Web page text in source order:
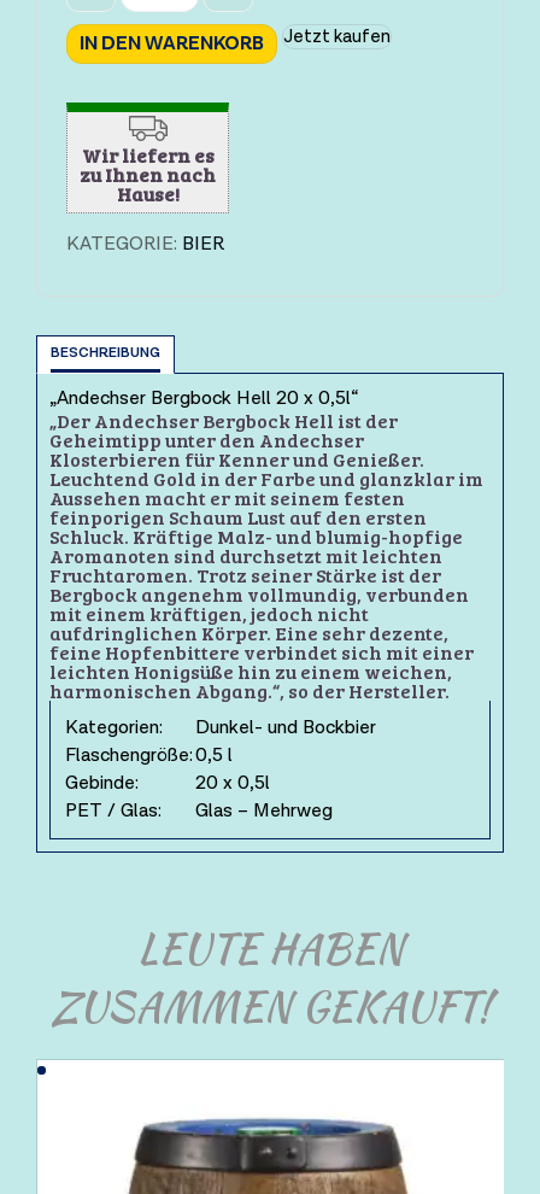
IN DEN WARENKORB Jetzt kaufen
Wir liefern es
zu Ihnen nach
Hause!
KATEGORIE: BIER
BESCHREIBUNG
„Andechser Bergbock Hell 20 x 0,5l“
„Der Andechser Bergbock Hell ist der
Geheimtipp unter den Andechser
Klosterbieren für Kenner und Genießer.
Leuchtend Gold in der Farbe und glanzklar im
Aussehen macht er mit seinem festen
feinporigen Schaum Lust auf den ersten
Schluck. Kräftige Malz- und blumig-hopfige
Aromanoten sind durchsetzt mit leichten
Fruchtaromen. Trotz seiner Stärke ist der
Bergbock angenehm vollmundig, verbunden
mit einem kräftigen, jedoch nicht
aufdringlichen Körper. Eine sehr dezente,
feine Hopfenbittere verbindet sich mit einer
leichten Honigsüße hin zu einem weichen,
harmonischen Abgang.“, so der Hersteller.
Kategorien:
Dunkel- und Bockbier
Flaschengröße:0,5 l
Gebinde:
20 x 0,5l
PET / Glas:
Glas – Mehrweg
LEUTE HABEN
ZUSAMMEN GEKAUFT!